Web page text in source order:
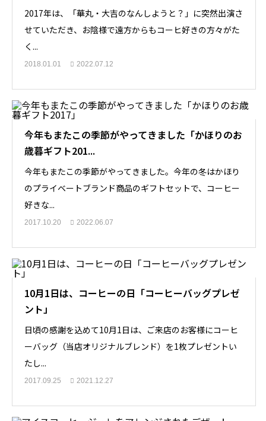
2017年は、「華丸・大吉のなんしようと？」に突然出演さ
せていただき、お陰様で遠方からもコーヒ好きの方々がた
く...
2018.01.01 2022.07.12
今年もまたこの季節がやってきました「かほりのお
歳暮ギフト201...
今年もまたこの季節がやってきました。今年の冬はかほり
のプライベートブランド商品のギフトセットで、コーヒー
好きな...
2017.10.20 2022.06.07
10月1日は、コーヒーの日「コーヒーバッグプレゼ
ント」
日頃の感謝を込めて10月1日は、ご来店のお客様にコーヒ
ーバッグ（当店オリジナルブレンド）を1枚プレゼントい
たし...
2017.09.25 2021.12.27